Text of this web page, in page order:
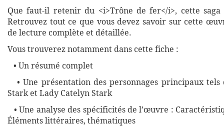
Que faut-il retenir du <i>Trône de fer</i>, cette saga
Retrouvez tout ce que vous devez savoir sur cette
de lecture complète et détaillée.
Vous trouverez notamment dans cette fiche :
• Un résumé complet
• Une présentation des personnages principaux
Stark et Lady Catelyn Stark
• Une analyse des spécificités de l’œuvre :
Éléments littéraires, thématiques